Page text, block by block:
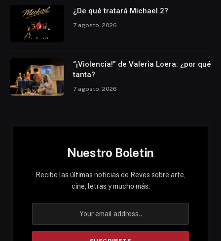
¿De qué tratará Michael 2?
7 agosto, 2026
“¡Violencia!” de Valeria Loera: ¿por qué
tanta?
7 agosto, 2026
Nuestro Boletin
Recibe las últimas noticias de Reves sobre arte,
cine, letras y mucho más.